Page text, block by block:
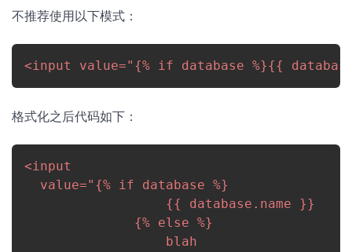
不推荐使用以下模式：
<input value=" {% if database %}{{
格式化之后代码如下：
<input
value=" {% if database %}
                  {{ database.name }}
              {% else %}
                  blah